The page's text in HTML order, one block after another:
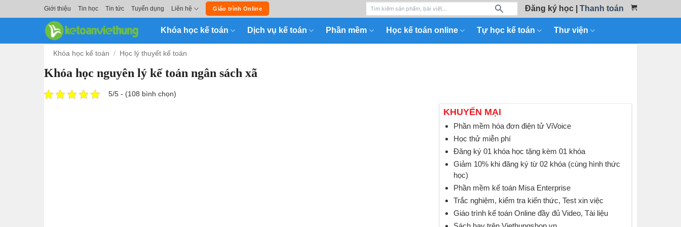
Giới thiệu Tin học Tin tức Tuyển dụng Liên hệ Giáo trình Online Đăng ký học| Thanh toán
Khóa học kế toán Dịch vụ kế toán Phần mềm Học kế toán online Tự học kế toán Thư viện
Khóa học kế toán / Học lý thuyết kế toán
Khóa học nguyên lý kế toán ngân sách xã
5/5 - (108 bình chọn)
KHUYẾN MẠI
Phần mềm hóa đơn điện tử ViVoice
Học thử miễn phí
Đăng ký 01 khóa học tặng kèm 01 khóa
Giảm 10% khi đăng ký từ 02 khóa (cùng hình thức
học)
Phần mềm kế toán Misa Enterprise
Trắc nghiệm, kiểm tra kiến thức, Test xin việc
Giáo trình kế toán Online đầy đủ Video, Tài liệu